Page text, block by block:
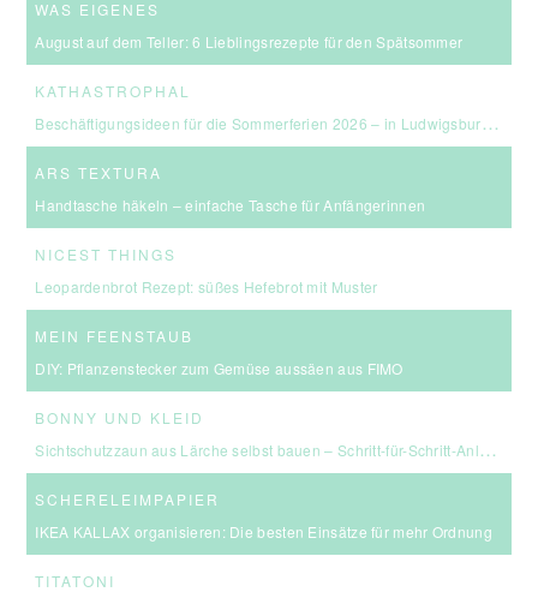
WAS EIGENES
August auf dem Teller: 6 Lieblingsrezepte für den Spätsommer
KATHASTROPHAL
Beschäftigungsideen für die Sommerferien 2026 – in Ludwigsburg, Stuttgart & Umgebung
ARS TEXTURA
Handtasche häkeln – einfache Tasche für Anfängerinnen
NICEST THINGS
Leopardenbrot Rezept: süßes Hefebrot mit Muster
MEIN FEENSTAUB
DIY: Pflanzenstecker zum Gemüse aussäen aus FIMO
BONNY UND KLEID
Sichtschutzzaun aus Lärche selbst bauen – Schritt-für-Schritt-Anleitung & Kosten
SCHERELEIMPAPIER
IKEA KALLAX organisieren: Die besten Einsätze für mehr Ordnung
TITATONI